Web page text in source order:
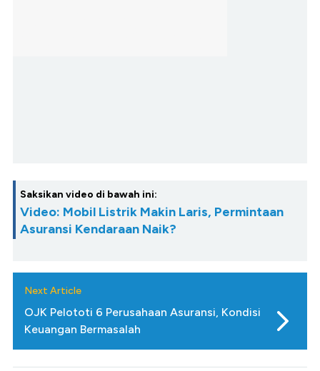
Saksikan video di bawah ini:
Video: Mobil Listrik Makin Laris, Permintaan
Asuransi Kendaraan Naik?
Next Article
OJK Pelototi 6 Perusahaan Asuransi, Kondisi
Keuangan Bermasalah